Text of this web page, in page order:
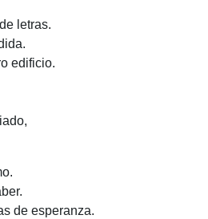
letras.
edificio.
de esperanza.